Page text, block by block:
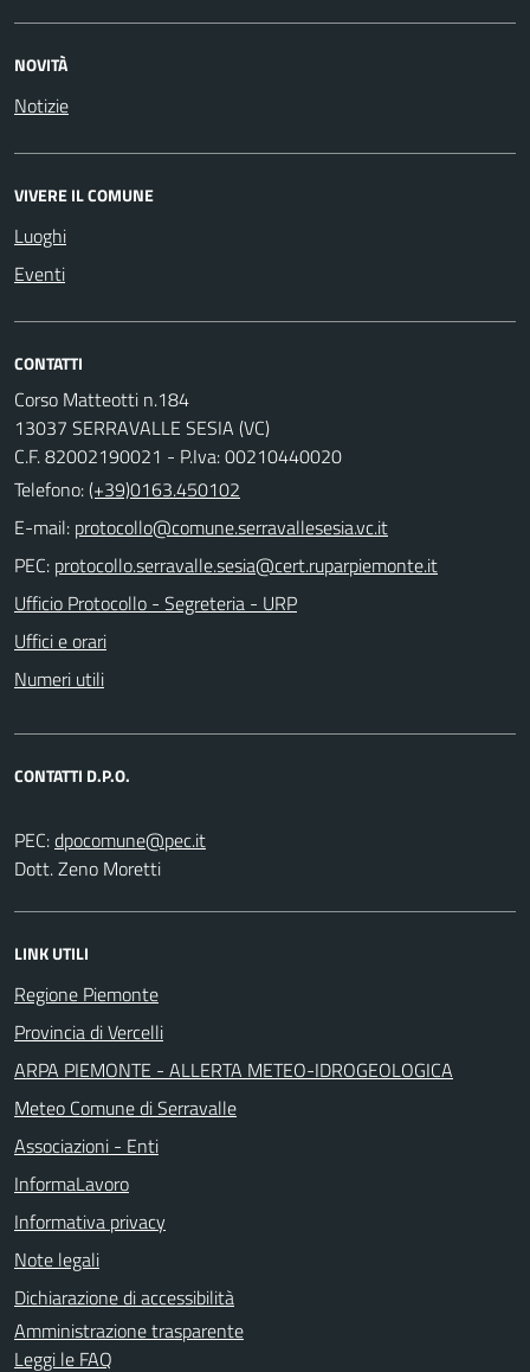
NOVITÀ
Notizie
VIVERE IL COMUNE
Luoghi
Eventi
CONTATTI
Corso Matteotti n.184
13037 SERRAVALLE SESIA (VC)
C.F. 82002190021 - P.Iva: 00210440020
Telefono:(+39)0163.450102
E-mail:
PEC:
Ufficio Protocollo - Segreteria - URP
Uffici e orari
Numeri utili
CONTATTI D.P.O.
PEC:
Dott. Zeno Moretti
LINK UTILI
Regione Piemonte
Provincia di Vercelli
ARPA PIEMONTE - ALLERTA METEO-IDROGEOLOGICA
Meteo Comune di Serravalle
Associazioni - Enti
InformaLavoro
Informativa privacy
Note legali
Dichiarazione di accessibilità
Amministrazione trasparente
Leggi le FAQ